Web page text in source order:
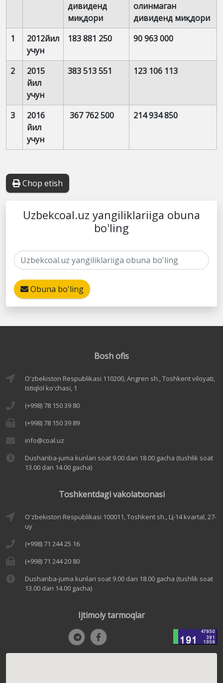
дивиденд
миқдори
олинмаган
дивиденд миқдори
1
2012йил
учун
183 881 250 90 963 000
2
2015
йил
учун
383 513 551 123 106 113
3
2016
йил
учун
367 762 500 214 934 850
Chop etish
Uzbekcoal.uz yangiliklariiga obuna
bo'ling
Obuna bo'ling
Bosh ofis
O'zbekiston Respublikasi 110200, Angren sh., Toshkent viloyati,
Istiqlol ko'chasi, 1
(+998) 78 150 39 80
(+998) 78 150 39 89
info@coal.uz
Dushanba-juma kunlari soat 9.00 dan 18.00 gacha (tushlik soat
13.00 dan 14.00 gacha)
Toshkentdagi vakolatxonasi
O'zbekiston Respublikasi 100011, Toshkent sh., Ц-14 kvartal, 27-
uy
(+998) 71 244 25 16
(+998) 71 244 20 80
Dushanba-juma kunlari soat 9.00 dan 18.00 gacha (tushlik soat
13.00 dan 14.00 gacha)
Ijtimoiy tarmoqlar